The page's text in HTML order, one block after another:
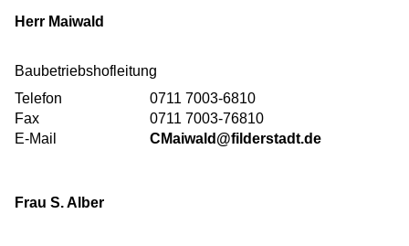
Herr Maiwald
Baubetriebshofleitung
Telefon
0711 7003-6810
Fax
0711 7003-76810
E-Mail
CMaiwald@filderstadt.de
Frau S. Alber